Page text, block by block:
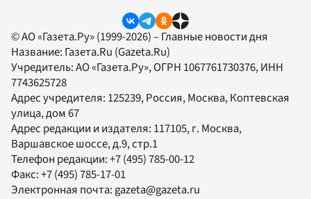
© АО «Газета.Ру» (1999-2026) – Главные новости дня
Название: Газета.Ru (Gazeta.Ru)
Учредитель:АО «Газета.Ру», ОГРН 1067761730376, ИНН
7743625728
Адрес учредителя: 125239, Россия, Москва, Коптевская
улица, дом 67
Адрес редакции и издателя: 117105, г. Москва,
Варшавское шоссе, д.9, стр.1
Телефон редакции:+7 (495) 785-00-12
Факс:+7 (495) 785-17-01
Электронная почта: gazeta@gazeta.ru